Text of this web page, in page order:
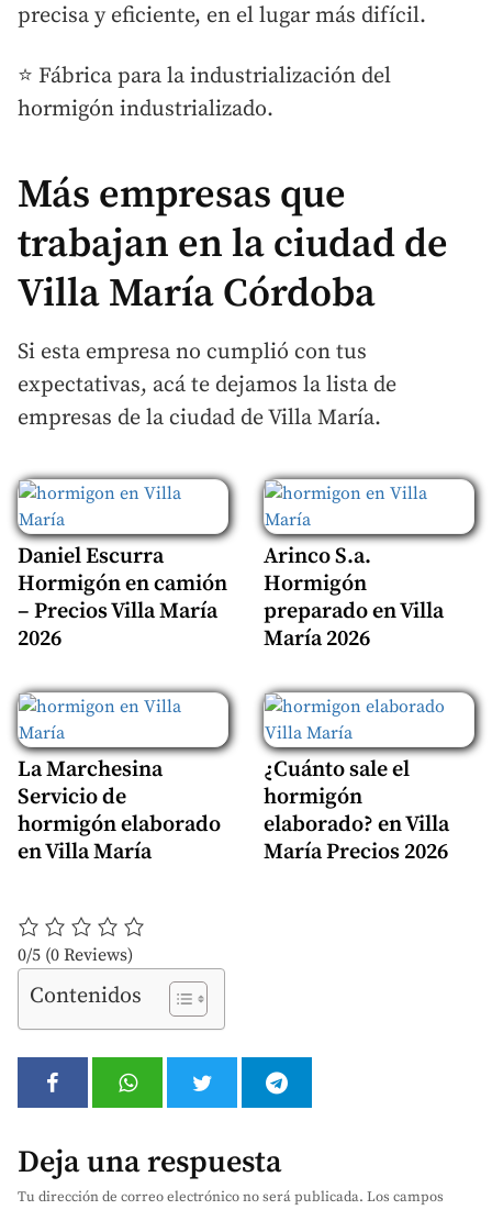
precisa y eficiente, en el lugar más difícil.
⭐ Fábrica para la industrialización del
hormigón industrializado.
Más empresas que
trabajan en la ciudad de
Villa María Córdoba
Si esta empresa no cumplió con tus
expectativas, acá te dejamos la lista de
empresas de la ciudad de Villa María.
Daniel Escurra
Hormigón en camión
– Precios Villa María
2026
Arinco S.a.
Hormigón
preparado en Villa
María 2026
La Marchesina
Servicio de
hormigón elaborado
en Villa María
¿Cuánto sale el
hormigón
elaborado? en Villa
María Precios 2026
0/5 (0 Reviews)
Contenidos
Deja una respuesta
Tu dirección de correo electrónico no será publicada. Los campos